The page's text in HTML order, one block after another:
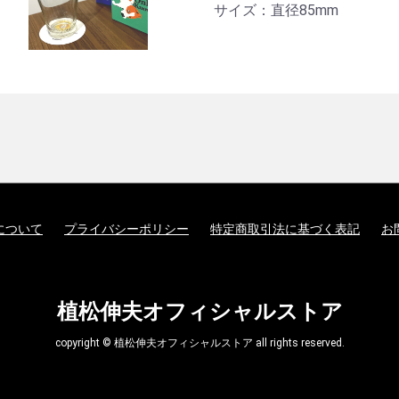
サイズ：直径85mm
ついて プライバシーポリシー 特定商取引法に基づく表記 お
植松伸夫オフィシャルストア
copyright © 植松伸夫オフィシャルストア all rights reserved.